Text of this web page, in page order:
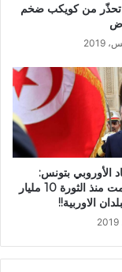
تحذّر من كويكب ضخم
الأوروبي بتونس:
تونس تسلمت منذ الثورة 10 مليار
الاوربية!!